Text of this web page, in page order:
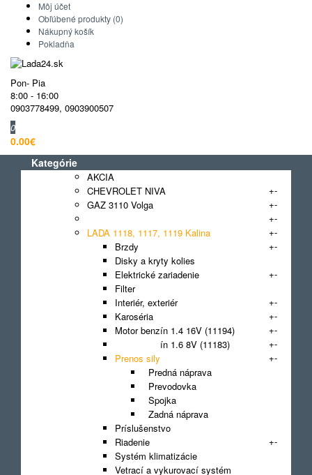
Môj účet
Obľúbené produkty (0)
Nákupný košík
Pokladňa
Pon- Pia
8:00 - 16:00
0903778499, 0903900507
0
0.00€
Kategórie
AKCIA
CHEVROLET NIVA
+-
GAZ 3110 Volga
+-
+-
LADA 1118, 1117, 1119 Kalina
+-
Brzdy
+-
Disky a kryty kolies
Elektrické zariadenie
+-
Filter
Interiér, exteriér
+-
Karoséria
+-
Motor benzín 1.4 16V (11194)
+-
Motor benzín 1.6 8V (11183)
+-
Prenos sily
+-
Predná náprava
Prevodovka
Spojka
Zadná náprava
Príslušenstvo
Riadenie
+-
Systém klimatizácie
Vetrací a vykurovací systém